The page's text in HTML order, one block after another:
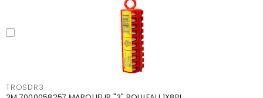
TROSDR3